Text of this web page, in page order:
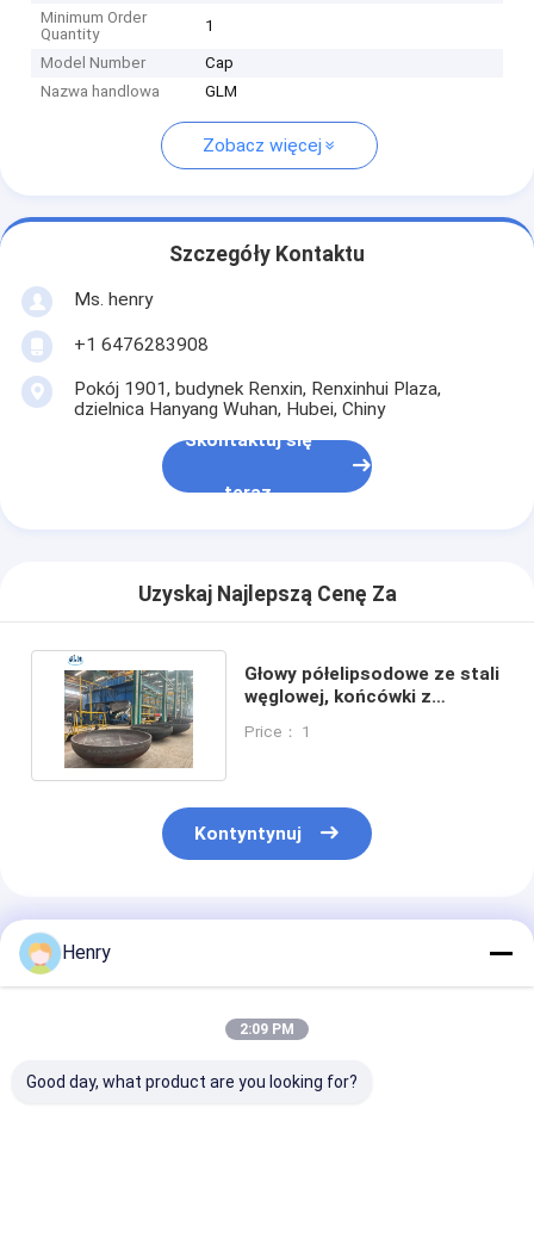
Minimum Order
Quantity
1
Model Number
Cap
Nazwa handlowa
GLM
Zobacz więcej
Szczegóły Kontaktu
Ms. henry
+1 6476283908
Pokój 1901, budynek Renxin, Renxinhui Plaza,
dzielnica Hanyang Wuhan, Hubei, Chiny
Skontaktuj się
teraz
Uzyskaj Najlepszą Cenę Za
Głowy półelipsodowe ze stali
węglowej, końcówki z
Price： 1
Kontyntynuj
Polecane Produkty
Henry
2:09 PM
Good day, what product are you looking for?